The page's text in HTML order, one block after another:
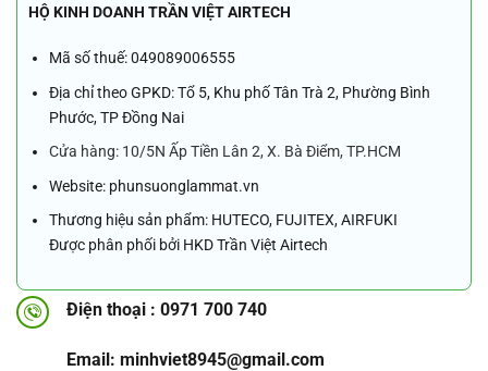
HỘ KINH DOANH TRẦN VIỆT AIRTECH
Mã số thuế: 049089006555
Địa chỉ theo GPKD: Tổ 5, Khu phố Tân Trà 2, Phường Bình
Phước, TP Đồng Nai
Cửa hàng: 10/5N Ấp Tiền Lân 2, X. Bà Điểm, TP.HCM
Website: phunsuonglammat.vn
Thương hiệu sản phẩm: HUTECO, FUJITEX, AIRFUKI
Được phân phối bởi HKD Trần Việt Airtech
Điện thoại : 0971 700 740
Email: minhviet8945@gmail.com